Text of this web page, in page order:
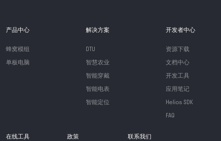
产品中心
蜂窝模组
单板电脑
解决方案
DTU
智慧农业
智能穿戴
智能电表
智能定位
开发者中心
资源下载
文档中心
开发工具
应用笔记
Helios SDK
FAQ
在线工具 政策 联系我们